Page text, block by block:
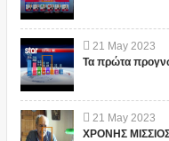
21 May 2023
Τα πρώτα
21 May 2023
ΧΡΟΝΗΣ